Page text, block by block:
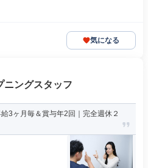
気になる
ニングスタッフ
3ヶ月毎＆賞与年2回｜完全週休２